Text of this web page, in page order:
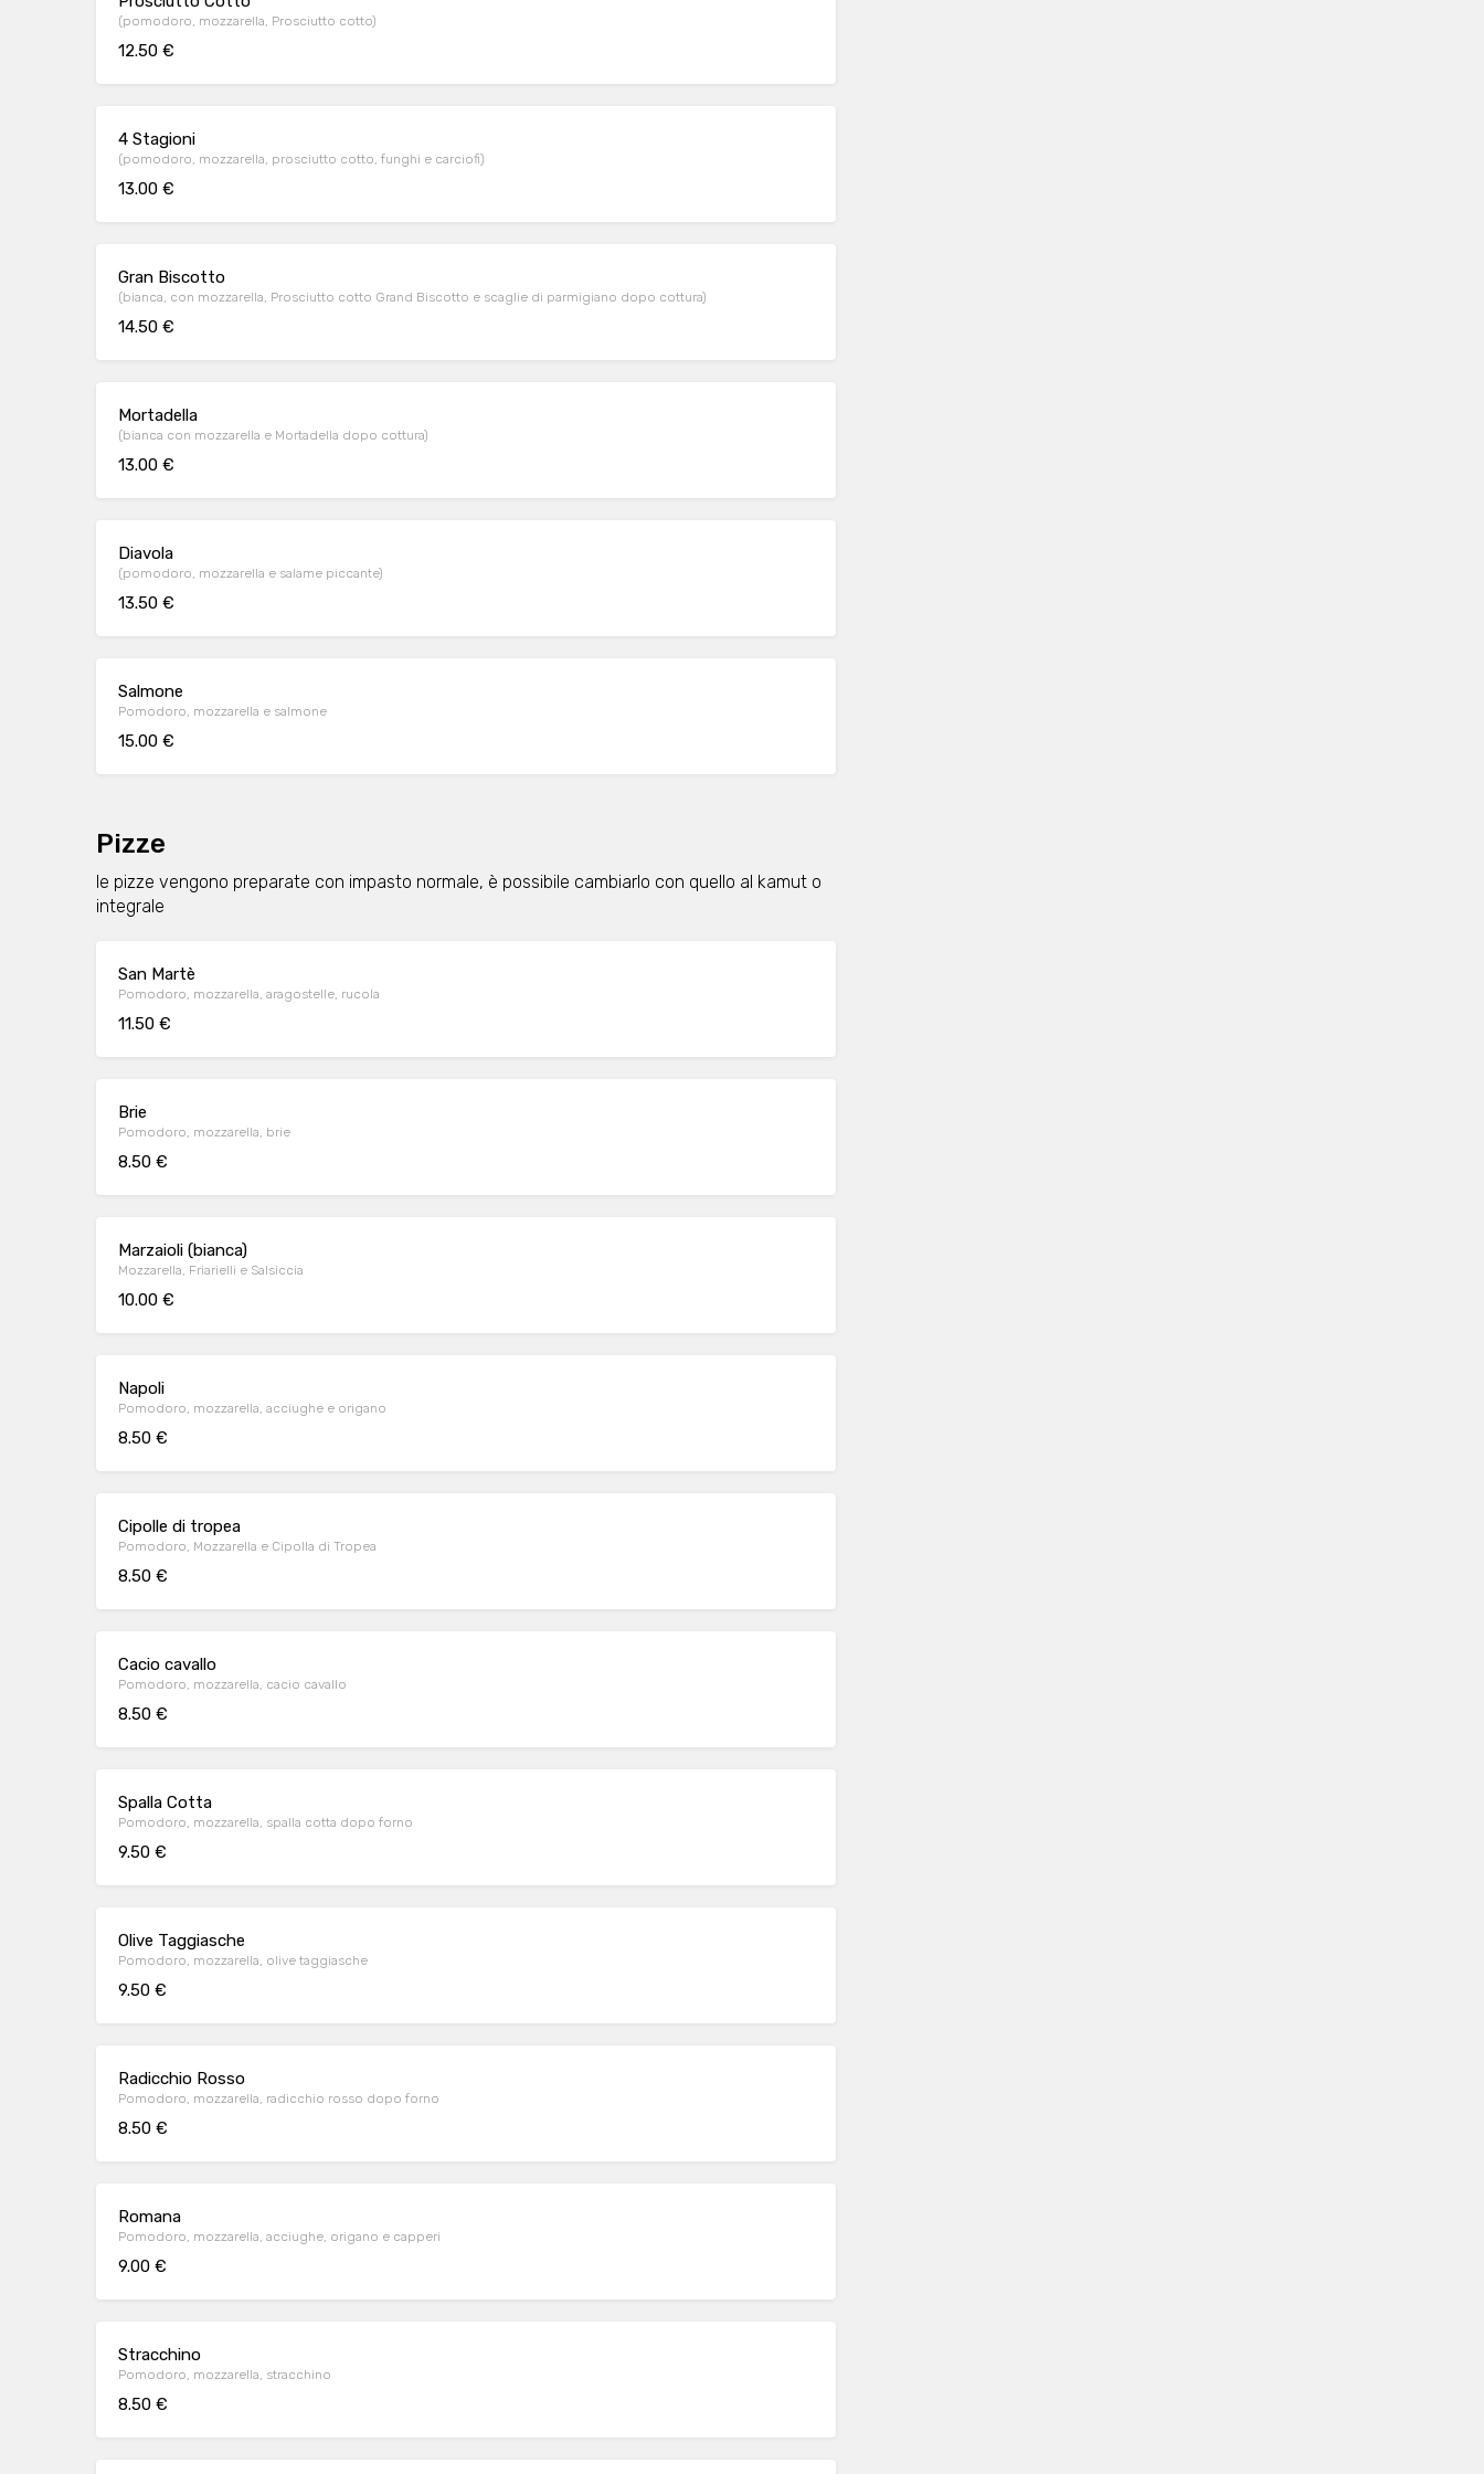
(pomodoro, mozzarella, Prosciutto cotto)
12.50 €
4 Stagioni
(pomodoro, mozzarella, prosciutto cotto, funghi e carciofi)
13.00 €
Gran Biscotto
(bianca, con mozzarella, Prosciutto cotto Grand Biscotto e scaglie di parmigiano dopo cottura)
14.50 €
Mortadella
(bianca con mozzarella e Mortadella dopo cottura)
13.00 €
Diavola
(pomodoro, mozzarella e salame piccante)
13.50 €
Salmone
Pomodoro, mozzarella e salmone
15.00 €
Pizze
le pizze vengono preparate con impasto normale, è possibile cambiarlo con quello al kamut o
integrale
San Martè
Pomodoro, mozzarella, aragostelle, rucola
11.50 €
Brie
Pomodoro, mozzarella, brie
8.50 €
Marzaioli (bianca)
Mozzarella, Friarielli e Salsiccia
10.00 €
Napoli
Pomodoro, mozzarella, acciughe e origano
8.50 €
Cipolle di tropea
Pomodoro, Mozzarella e Cipolla di Tropea
8.50 €
Cacio cavallo
Pomodoro, mozzarella, cacio cavallo
8.50 €
Spalla Cotta
Pomodoro, mozzarella, spalla cotta dopo forno
9.50 €
Olive Taggiasche
Pomodoro, mozzarella, olive taggiasche
9.50 €
Radicchio Rosso
Pomodoro, mozzarella, radicchio rosso dopo forno
8.50 €
Romana
Pomodoro, mozzarella, acciughe, origano e capperi
9.00 €
Stracchino
Pomodoro, mozzarella, stracchino
8.50 €